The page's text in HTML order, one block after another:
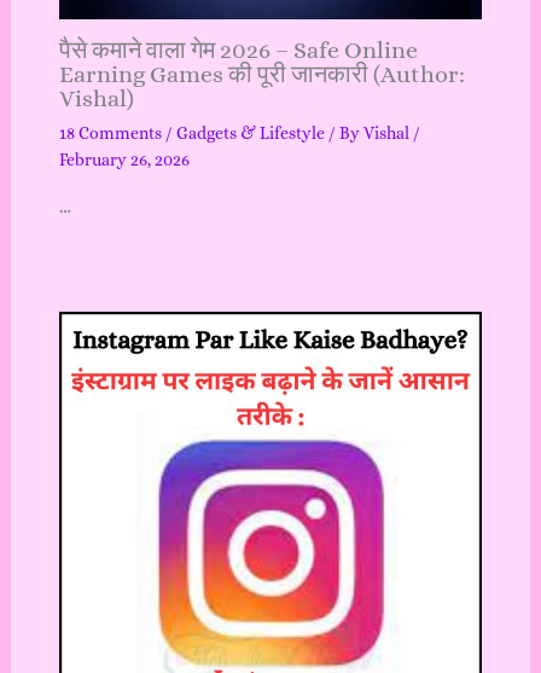
पैसे कमाने वाला गेम 2026 – Safe Online
Earning Games की पूरी जानकारी (Author:
Vishal)
18 Comments / Gadgets & Lifestyle/ ByVishal /
February 26, 2026
…